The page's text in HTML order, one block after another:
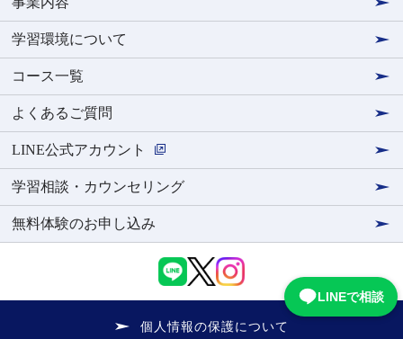
学習環境について
コース一覧
よくあるご質問
LINE公式アカウント
学習相談・カウンセリング
無料体験のお申し込み
個人情報の保護について
LINEで相談